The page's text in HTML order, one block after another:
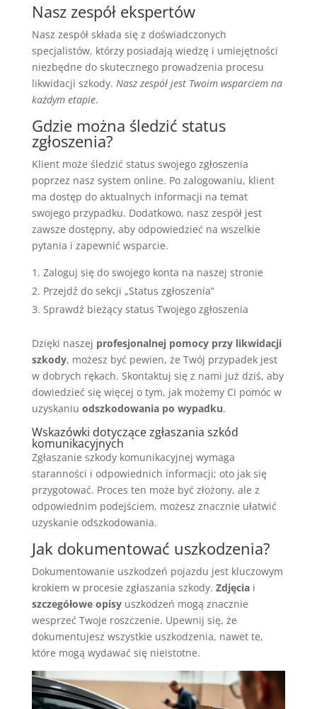
Nasz zespół ekspertów
Nasz zespół składa się z doświadczonych
specjalistów, którzy posiadają wiedzę i umiejętności
niezbędne do skutecznego prowadzenia procesu
likwidacji szkody. Nasz zespół jest Twoim wsparciem na
każdym etapie.
Gdzie można śledzić status
zgłoszenia?
Klient może śledzić status swojego zgłoszenia
poprzez nasz system online. Po zalogowaniu, klient
ma dostęp do aktualnych informacji na temat
swojego przypadku. Dodatkowo, nasz zespół jest
zawsze dostępny, aby odpowiedzieć na wszelkie
pytania i zapewnić wsparcie.
Zaloguj się do swojego konta na naszej stronie
Przejdź do sekcji „Status zgłoszenia”
Sprawdź bieżący status Twojego zgłoszenia
Dzięki naszej profesjonalnej pomocy przy likwidacji
szkody, możesz być pewien, że Twój przypadek jest
w dobrych rękach. Skontaktuj się z nami już dziś, aby
dowiedzieć się więcej o tym, jak możemy Ci pomóc w
uzyskaniu odszkodowania po wypadku.
Wskazówki dotyczące zgłaszania szkód
komunikacyjnych
Zgłaszanie szkody komunikacyjnej wymaga
staranności i odpowiednich informacji; oto jak się
przygotować. Proces ten może być złożony, ale z
odpowiednim podejściem, możesz znacznie ułatwić
uzyskanie odszkodowania.
Jak dokumentować uszkodzenia?
Dokumentowanie uszkodzeń pojazdu jest kluczowym
krokiem w procesie zgłaszania szkody. Zdjęciai
szczegółowe opisyuszkodzeń mogą znacznie
wesprzeć Twoje roszczenie. Upewnij się, że
dokumentujesz wszystkie uszkodzenia, nawet te,
które mogą wydawać się nieistotne.